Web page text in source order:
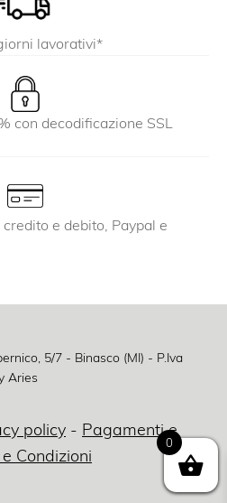
lavorativi*
con decodificazione SSL
e debito, Paypal e
5/7 - Binasco (MI) - P.Iva
Aries
policy - Pagamenti e
Condizioni
0